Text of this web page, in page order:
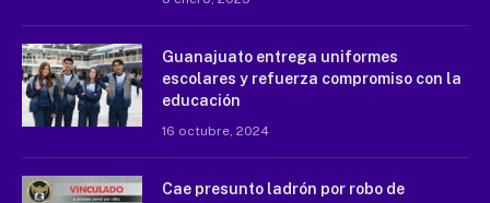
Guanajuato entrega uniformes
escolares y refuerza compromiso con la
educación
16 octubre, 2024
Cae presunto ladrón por robo de